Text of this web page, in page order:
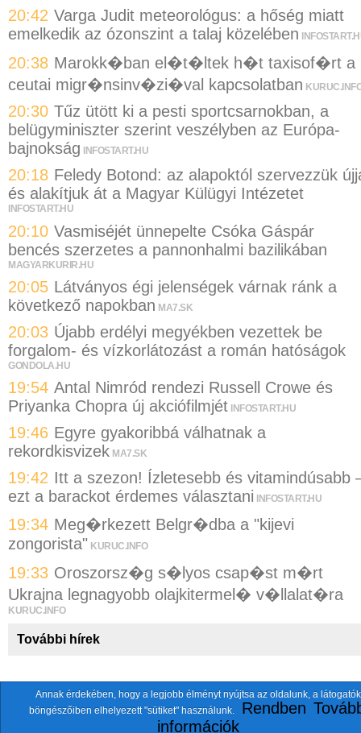
20:42 Varga Judit meteorológus: a hőség miatt
emelkedik az ózonszint a talaj közelében
20:38 Marokk�ban el�t�ltek h�t taxisof�rt a
ceutai migr�nsinv�zi�val kapcsolatban
20:30 Tűz ütött ki a pesti sportcsarnokban, a
belügyminiszter szerint veszélyben az Európa-
bajnokság
INFOSTART.HU
20:18 Feledy Botond: az alapoktól szervezzük
és alakítjuk át a Magyar Külügyi Intézetet
INFOSTART.HU
20:10 Vasmiséjét ünnepelte Csóka Gáspár
bencés szerzetes a pannonhalmi bazilikában
MAGYARKURIR.HU
20:05 Látványos égi jelenségek várnak ránk a
következő napokban MA7.SK
20:03 Újabb erdélyi megyékben vezettek be
forgalom- és vízkorlátozást a román hatóságok
GONDOLA.HU
19:54 Antal Nimród rendezi Russell Crowe és
Priyanka Chopra új akciófilmjét INFOSTART.HU
19:46 Egyre gyakoribbá válhatnak a
rekordkisvizek MA7.SK
19:42 Itt a szezon! Ízletesebb és vitamindúsabb
ezt a barackot érdemes választani INFOSTART.HU
19:34 Meg�rkezett Belgr�dba a "kijevi
zongorista" KURUC.INFO
19:33 Oroszorsz�g s�lyos csap�st m�rt
Ukrajna legnagyobb olajkitermel� v�llalat�ra
KURUC.INFO
További hírek
A fentiekkel együtt összesen118 oldaltszemlézünk.
© 2026 Nemzeti.net - E-mail:ten.itezmen@itezmen
Annak érdekében, hogy a legjobb élményt nyújtsa az oldalunk, a látogatók
böngészőiben elhelyezett "sütiket" használunk.
Rendben
információk